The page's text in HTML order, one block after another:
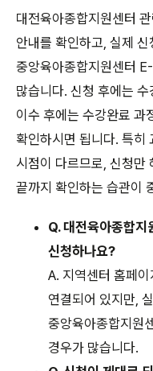
대전육아종합지원센터
안내를 확인하고, 실제
중앙육아종합지원센터
많습니다. 신청 후에는
이수 후에는 수강완료 과
확인하시면 됩니다. 특히
시점이 다르므로, 신청만
끝까지 확인하는 습관이
Q. 대전육아종합지
신청하나요?
A. 지역센터 홈페
연결되어 있지만,
중앙육아종합지원
경우가 많습니다.